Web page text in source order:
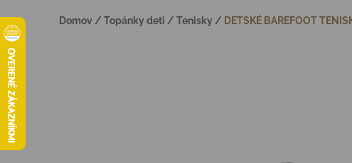
Domov / Topánky deti / Tenisky / DETSKÉ BAREFOOT